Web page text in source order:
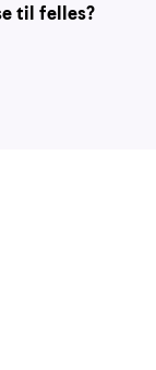
til felles?